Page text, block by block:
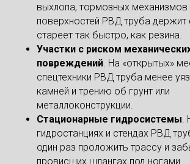
выхлопа, тормозных механизмов
поверхностей РВД труба
стареет так быстро, как резина.
Участки с риском
повреждений. На «открытых»
спецтехники РВД труба менее
камней и трению об грунт или
металлоконструкции.
Стационарные гидросистемы.
гидростанциях и стендах РВД
один раз проложить трассу и
провисших шлангах под ногами.